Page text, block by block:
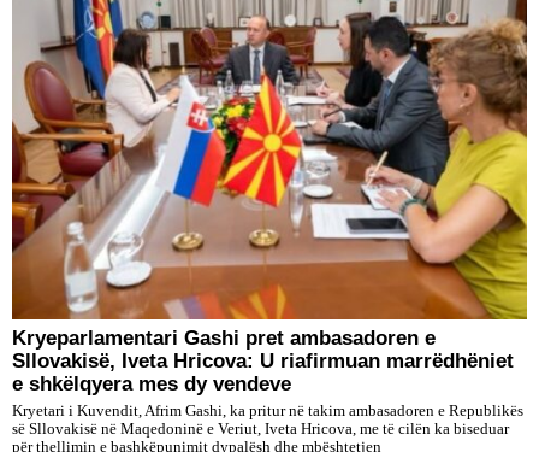
Kryeparlamentari Gashi pret ambasadoren e
Sllovakisë, Iveta Hricova: U riafirmuan marrëdhëniet
e shkëlqyera mes dy vendeve
Kryetari i Kuvendit, Afrim Gashi, ka pritur në takim ambasadoren e Republikës
së Sllovakisë në Maqedoninë e Veriut, Iveta Hricova, me të cilën ka biseduar
për thellimin e bashkëpunimit dypalësh dhe mbështetjen